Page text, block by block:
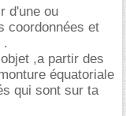
d'une ou
coordonnées et
.
,a partir des
équatoriale
qui sont sur ta